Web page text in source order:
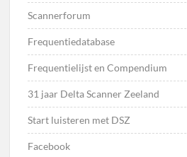
Scannerforum
Frequentiedatabase
Frequentielijst en Compendium
31 jaar Delta Scanner Zeeland
Start luisteren met DSZ
Facebook